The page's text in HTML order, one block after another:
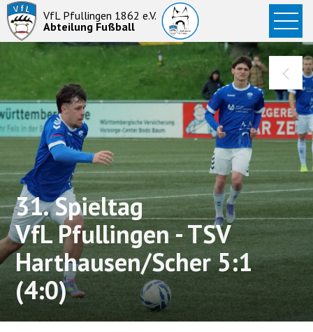
VfL Pfullingen 1862 e.V.
Abteilung Fußball
Startseite
News
Aktive
Junioren
Abteilung
31. Spieltag
VfL Pfullingen - TSV
Harthausen/Scher 5:1
(4:0)